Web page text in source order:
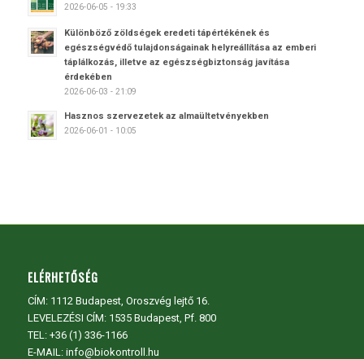
2026-06-05 - 19:33
Különböző zöldségek eredeti tápértékének és
egészségvédő tulajdonságainak helyreállítása az emberi
táplálkozás, illetve az egészségbiztonság javítása
érdekében
2026-06-03 - 21:09
Hasznos szervezetek az almaültetvényekben
2026-06-01 - 10:05
ELÉRHETŐSÉG
CÍM: 1112 Budapest, Oroszvég lejtő 16.
LEVELEZÉSI CÍM: 1535 Budapest, Pf. 800
TEL: +36 (1) 336-1166
E-MAIL: info@biokontroll.hu